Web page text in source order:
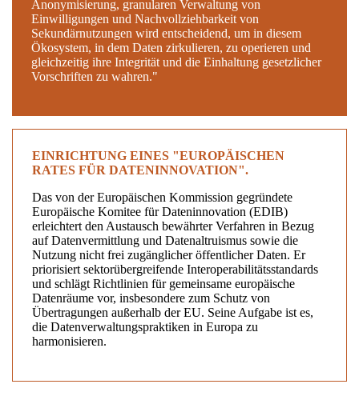
Anonymisierung, granularen Verwaltung von
Einwilligungen und Nachvollziehbarkeit von
Sekundärnutzungen wird entscheidend, um in diesem
Ökosystem, in dem Daten zirkulieren, zu operieren und
gleichzeitig ihre Integrität und die Einhaltung gesetzlicher
Vorschriften zu wahren."
EINRICHTUNG EINES "EUROPÄISCHEN
RATES FÜR DATENINNOVATION".
Das von der Europäischen Kommission gegründete
Europäische Komitee für Dateninnovation (EDIB)
erleichtert den Austausch bewährter Verfahren in Bezug
auf Datenvermittlung und Datenaltruismus sowie die
Nutzung nicht frei zugänglicher öffentlicher Daten. Er
priorisiert sektorübergreifende Interoperabilitätsstandards
und schlägt Richtlinien für gemeinsame europäische
Datenräume vor, insbesondere zum Schutz von
Übertragungen außerhalb der EU. Seine Aufgabe ist es,
die Datenverwaltungspraktiken in Europa zu
harmonisieren.